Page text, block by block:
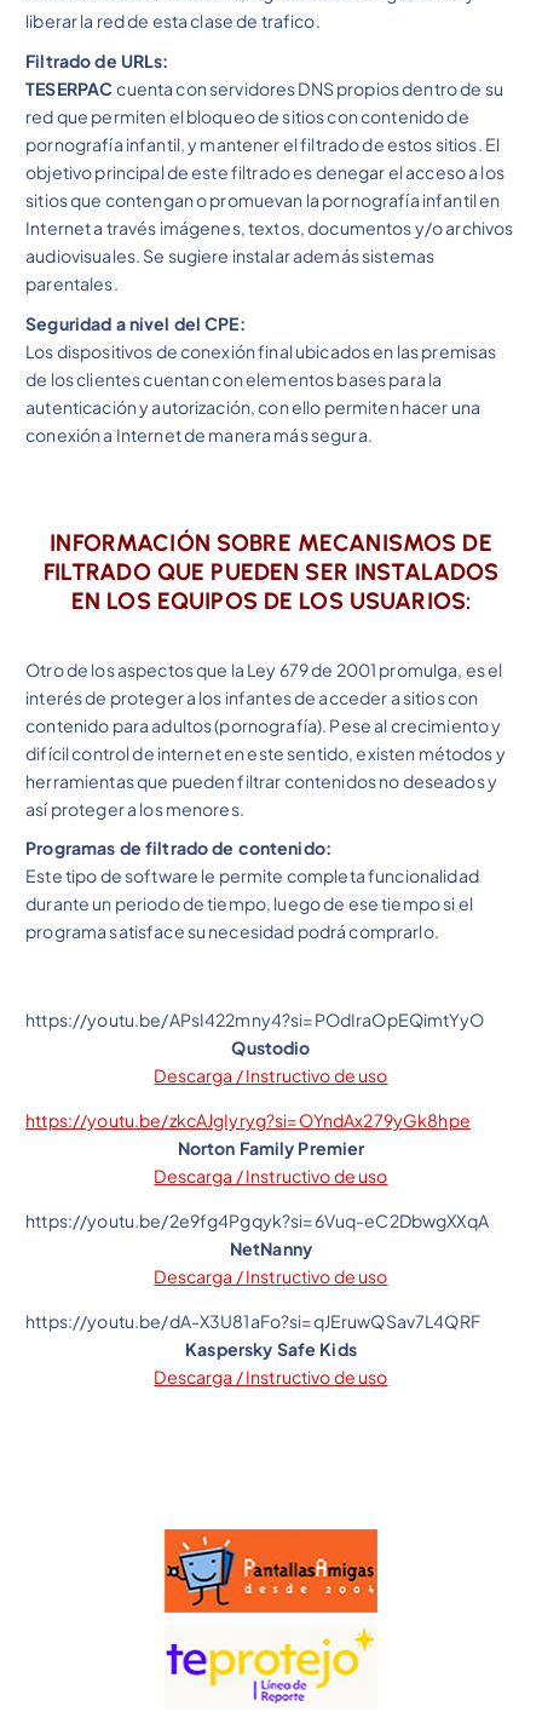
liberar la red de esta clase de trafico.
Filtrado de URLs:
TESERPACcuenta con servidores DNS propios dentro de su
red que permiten el bloqueo de sitios con contenido de
pornografía infantil, y mantener el filtrado de estos sitios. El
objetivo principal de este filtrado es denegar el acceso a los
sitios que contengan o promuevan la pornografía infantil en
Internet a través imágenes, textos, documentos y/o archivos
audiovisuales. Se sugiere instalar además sistemas
parentales.
Seguridad a nivel del CPE:
Los dispositivos de conexión final ubicados en las premisas
de los clientes cuentan con elementos bases para la
autenticación y autorización, con ello permiten hacer una
conexión a Internet de manera más segura.
INFORMACIÓN SOBRE MECANISMOS DE
FILTRADO QUE PUEDEN SER INSTALADOS
EN LOS EQUIPOS DE LOS USUARIOS:
Otro de los aspectos que la Ley 679 de 2001 promulga, es el
interés de proteger a los infantes de acceder a sitios con
contenido para adultos (pornografía). Pese al crecimiento y
difícil control de internet en este sentido, existen métodos y
herramientas que pueden filtrar contenidos no deseados y
así proteger a los menores.
Programas de filtrado de contenido:
Este tipo de software le permite completa funcionalidad
durante un periodo de tiempo, luego de ese tiempo si el
programa satisface su necesidad podrá comprarlo.
https://youtu.be/APsI422mny4?si=POdIraOpEQimtYyO
Qustodio
Descarga / Instructivo de uso
https://youtu.be/zkcAJgIyryg?si=OYndAx279yGk8hpe
Norton Family Premier
Descarga / Instructivo de uso
https://youtu.be/2e9fg4Pgqyk?si=6Vuq-eC2DbwgXXqA
NetNanny
Descarga / Instructivo de uso
https://youtu.be/dA-X3U81aFo?si=qJEruwQSav7L4QRF
Kaspersky Safe Kids
Descarga / Instructivo de uso